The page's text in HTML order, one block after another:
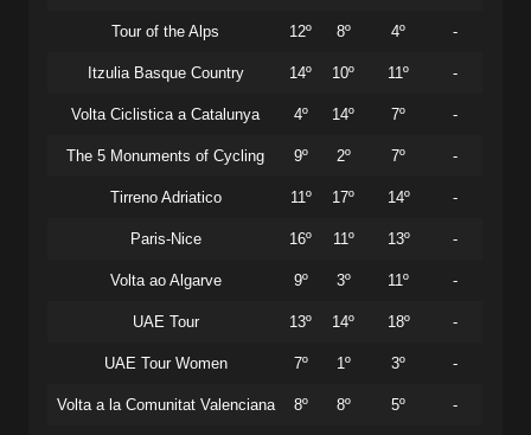
Tour of the Alps 12º 8º 4º -
Itzulia Basque Country 14º 10º 11º -
Volta Ciclistica a Catalunya 4º 14º 7º -
The 5 Monuments of Cycling 9º 2º 7º -
Tirreno Adriatico 11º 17º 14º -
Paris-Nice 16º 11º 13º -
Volta ao Algarve 9º 3º 11º -
UAE Tour 13º 14º 18º -
UAE Tour Women 7º 1º 3º -
Volta a la Comunitat Valenciana 8º 8º 5º -